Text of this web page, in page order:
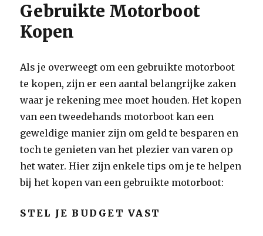
Gebruikte Motorboot
Kopen
Als je overweegt om een gebruikte motorboot
te kopen, zijn er een aantal belangrijke zaken
waar je rekening mee moet houden. Het kopen
van een tweedehands motorboot kan een
geweldige manier zijn om geld te besparen en
toch te genieten van het plezier van varen op
het water. Hier zijn enkele tips om je te helpen
bij het kopen van een gebruikte motorboot:
STEL JE BUDGET VAST